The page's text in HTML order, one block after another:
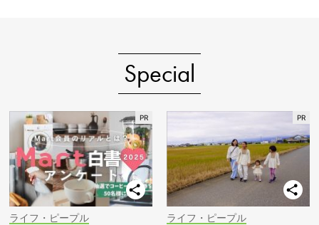
Special
ライフ・ピープル ライフ・ピープル